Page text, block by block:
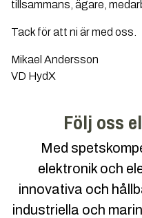
tillsammans, ägare,
Tack för att ni är med oss.
Mikael Andersson
VD HydX
Följ oss
Med
elektronik och
innovativa och
industriella och